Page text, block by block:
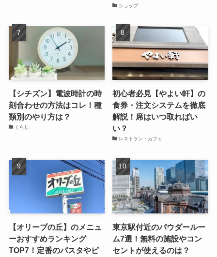
ショップ
【シチズン】電波時計の時
刻合わせの方法はコレ！種
類別のやり方は？
くらし
初心者必見【やよい軒】の
食券・注文システムを徹底
解説！席はいつ取ればい
い？
レストラン・カフェ
【オリーブの丘】のメニュ
ーおすすめランキング
TOP7！定番のパスタやピ
東京駅付近のパウダールー
ム7選！無料の施設やコン
セントが使えるのは？